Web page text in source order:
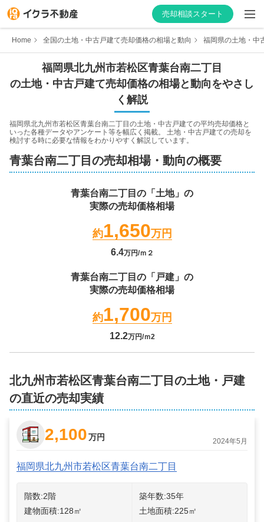
売却相談スタート
はじめての方へ
不動産会社を探す
不動産会社向け情報
Home 全国の土地・中古戸建て売却価格の相場と動向 福岡県の土地・中
福岡県北九州市若松区青葉台南二丁目
の土地・中古戸建て売却価格の相場と動向をやさし
く解説
福岡県北九州市若松区青葉台南二丁目 の土地・中古戸建ての平均売却価格と
いった各種データやアンケート等を幅広く掲載。 土地・中古戸建ての売却を
検討する時に必要な情報をわかりやすく解説しています。
青葉台南二丁目 の売却相場・動向の概要
青葉台南二丁目 の「土地」の
実際の売却価格相場
約1,650万円
6.4万円/ｍ２
青葉台南二丁目 の「戸建」の
実際の売却価格相場
約1,700万円
12.2万円/ｍ2
北九州市若松区青葉台南二丁目の土地・戸建
の直近の売却実績
2,100万円 2024年5月
福岡県北九州市若松区青葉台南二丁目
階数:2階 築年数:35年
建物面積:128㎡ 土地面積:225㎡